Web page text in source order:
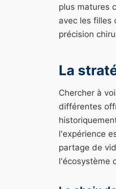
plus matures
avec les filles
précision
La
Chercher à
différentes
l'expérience
partage de
l'écosystème